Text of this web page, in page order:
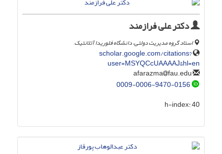
دکتر علی فرازمند
استاد گروه مدیریت دولتی، دانشگاه فلوریدا آتلانتیک
scholar.google.com/citations?
user=MSYQCcUAAAAJ&hl=en
fau.edu
0009-0006-9470-0156
h-index:40